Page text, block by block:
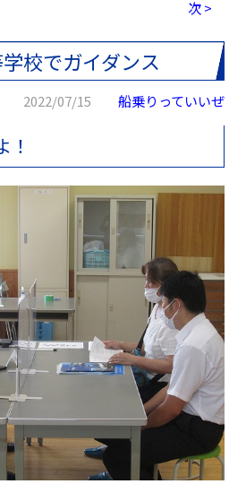
次 >
校でガイダンス
2022/07/15 船乗りっていいぜ
！